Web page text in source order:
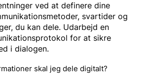
ved at definere dine
svartider og
du kan dele. Udarbejd en
for at sikre
i dialogen.
skal jeg dele digitalt?